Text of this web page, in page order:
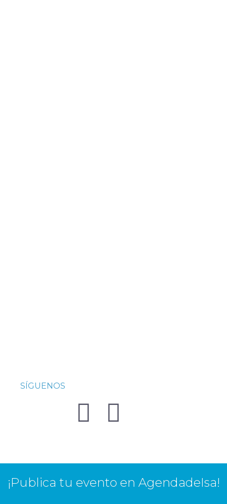
SÍGUENOS
¡Publica tu evento en AgendadeIsa!